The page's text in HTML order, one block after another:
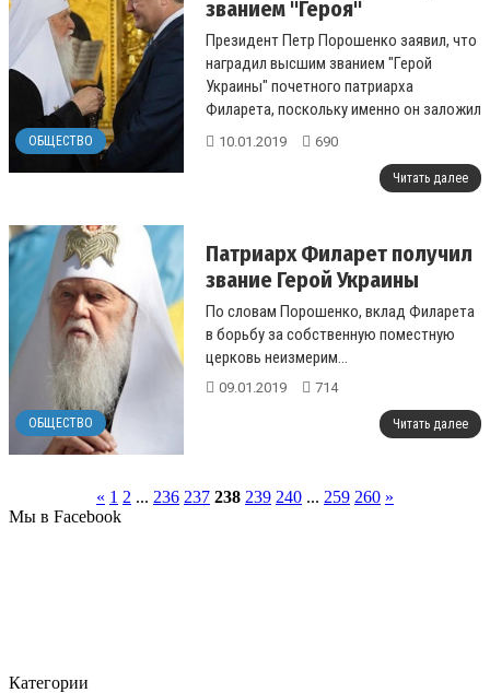
ОБЩЕСТВО
званием "Героя"
Президент Петр Порошенко заявил, что
наградил высшим званием "Герой
Украины" почетного патриарха
Филарета, поскольку именно он заложил
фундамент для создания в стране авт...
10.01.2019 690
Читать далее
ОБЩЕСТВО
Патриарх Филарет получил
звание Герой Украины
По словам Порошенко, вклад Филарета
в борьбу за собственную поместную
церковь неизмерим...
09.01.2019 714
Читать далее
« 1 2 ... 236 237 238 239 240 ... 259 260 »
Мы в Facebook
Категории